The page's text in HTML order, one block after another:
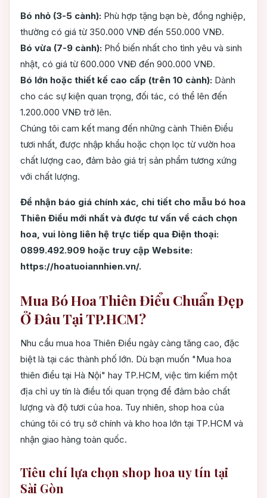
Bó nhỏ (3-5 cành): Phù hợp tặng bạn bè, đồng nghiệp,
thường có giá từ 350.000 VNĐ đến 550.000 VNĐ.
Bó vừa (7-9 cành): Phổ biến nhất cho tình yêu và sinh
nhật, có giá từ 600.000 VNĐ đến 900.000 VNĐ.
Bó lớn hoặc thiết kế cao cấp (trên 10 cành): Dành
cho các sự kiện quan trọng, đối tác, có thể lên đến
1.200.000 VNĐ trở lên.
Chúng tôi cam kết mang đến những cành Thiên Điểu
tươi nhất, được nhập khẩu hoặc chọn lọc từ vườn hoa
chất lượng cao, đảm bảo giá trị sản phẩm tương xứng
với chất lượng.
Để nhận báo giá chính xác, chi tiết cho mẫu bó hoa
Thiên Điểu mới nhất và được tư vấn về cách chọn
hoa, vui lòng liên hệ trực tiếp qua Điện thoại:
0899.492.909 hoặc truy cập Website:
https://hoatuoiannhien.vn/.
Mua Bó Hoa Thiên Điểu Chuẩn Đẹp
Ở Đâu Tại TP.HCM?
Nhu cầu mua hoa Thiên Điểu ngày càng tăng cao, đặc
biệt là tại các thành phố lớn. Dù bạn muốn "Mua hoa
thiên điểu tại Hà Nội" hay TP.HCM, việc tìm kiếm một
địa chỉ uy tín là điều tối quan trọng để đảm bảo chất
lượng và độ tươi của hoa. Tuy nhiên, shop hoa của
chúng tôi có trụ sở chính và kho hoa lớn tại TP.HCM và
nhận giao hàng toàn quốc.
Tiêu chí lựa chọn shop hoa uy tín tại
Sài Gòn